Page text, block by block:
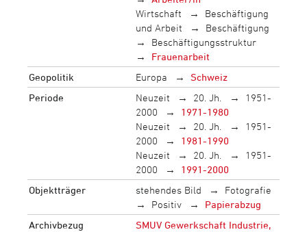
Wirtschaft
Beschäftigung
und Arbeit
Beschäftigung
Beschäftigungsstruktur
Frauenarbeit
Geopolitik
Europa
Schweiz
Periode
Neuzeit 20. Jh.
1951-
2000
1971-1980
Neuzeit
20. Jh.
1951-
2000
1981-1990
Neuzeit
20. Jh.
1951-
2000
1991-2000
Objektträger
stehendes Bild
Fotografie
Positiv
Papierabzug
Archivbezug
SMUV Gewerkschaft Industrie,